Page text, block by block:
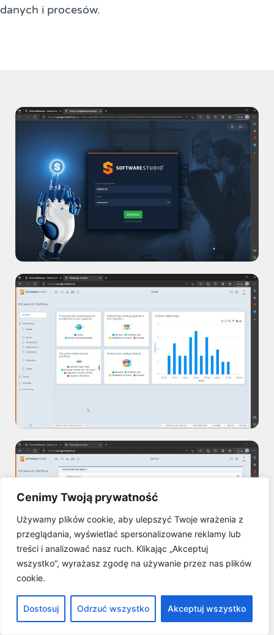
Cenimy Twoją prywatność
Używamy plików cookie, aby ulepszyć Twoje wrażenia z
przeglądania, wyświetlać spersonalizowane reklamy lub
treści i analizować nasz ruch. Klikając „Akceptuj
wszystko”, wyrażasz zgodę na używanie przez nas plików
cookie.
Dostosuj Odrzuć wszystko Akceptuj wszystko
danych i procesów.